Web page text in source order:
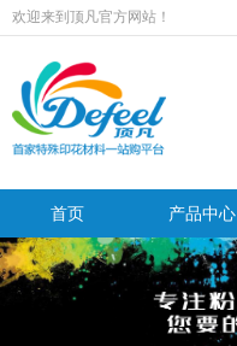
欢迎来到顶凡官方网站！
首页 产品中心